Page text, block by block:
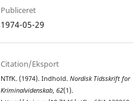
Publiceret
1974-05-29
Citation/Eksport
NTfK. (1974). Indhold.Nordisk Tidsskrift for
Kriminalvidenskab,62(1).